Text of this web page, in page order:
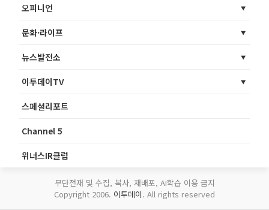
오피니언
문화·라이프
뉴스발전소
이투데이TV
스페셜리포트
Channel 5
위너스IR클럽
무단전재 및 수집, 복사, 재배포, AI학습 이용 금지
Copyright 2006. 이투데이. All rights reserved